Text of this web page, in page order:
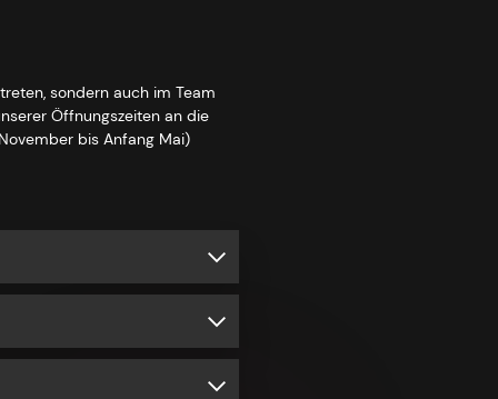
sondern auch im Team
Öffnungszeiten an die
bis Anfang Mai)